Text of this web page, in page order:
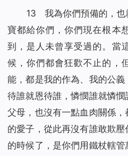
13 我為你們預備的，也
寶都給你們，你們現在根本
到，是人未曾享受過的。當
候，你們都會狂歡不止的，
能，都是我的作為、我的公
待誰就恩待誰，憐憫誰就憐
父母，也沒有一點血肉關係
的愛子，從此再沒有誰敢欺
的時候了，是你們用鐵杖轄